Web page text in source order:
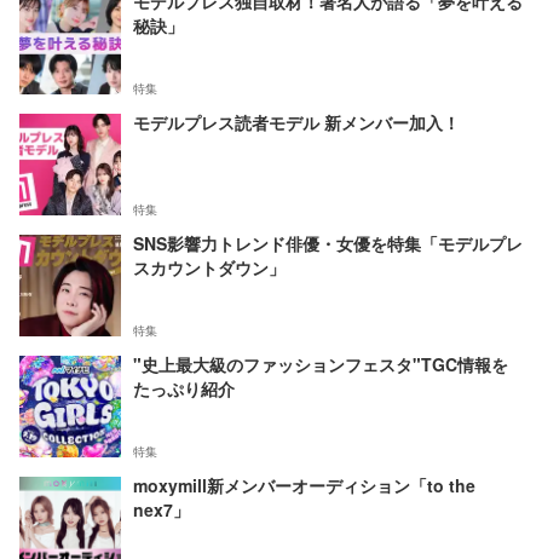
秘訣」
特集
モデルプレス読者モデル 新メンバー加入！
特集
SNS影響力トレンド俳優・女優を特集「モデルプレ
スカウントダウン」
特集
"史上最大級のファッションフェスタ"TGC情報を
たっぷり紹介
特集
moxymill新メンバーオーディション「to the
nex7」